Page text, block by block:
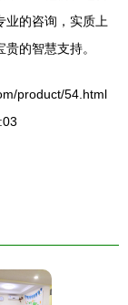
业的咨询，实质上
的智慧支持。
product/54.html